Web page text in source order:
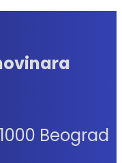
Beograd